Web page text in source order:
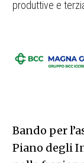
Bando per
Piano degli